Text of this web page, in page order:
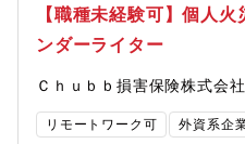
報告と必要な委員会等への出席
保険協会、日本損害保険協会等
席し、必要に応じて情報を社内
育】初め2日間は人事部で行う
ただき、当社社員として必要な
その後部門の研修では、OJTで
着けていただきます。【組織に
【職種未経験可】個人
ンダーライター
Ｃｈｕｂｂ損害保険株式会社
リモートワーク可 外資系企